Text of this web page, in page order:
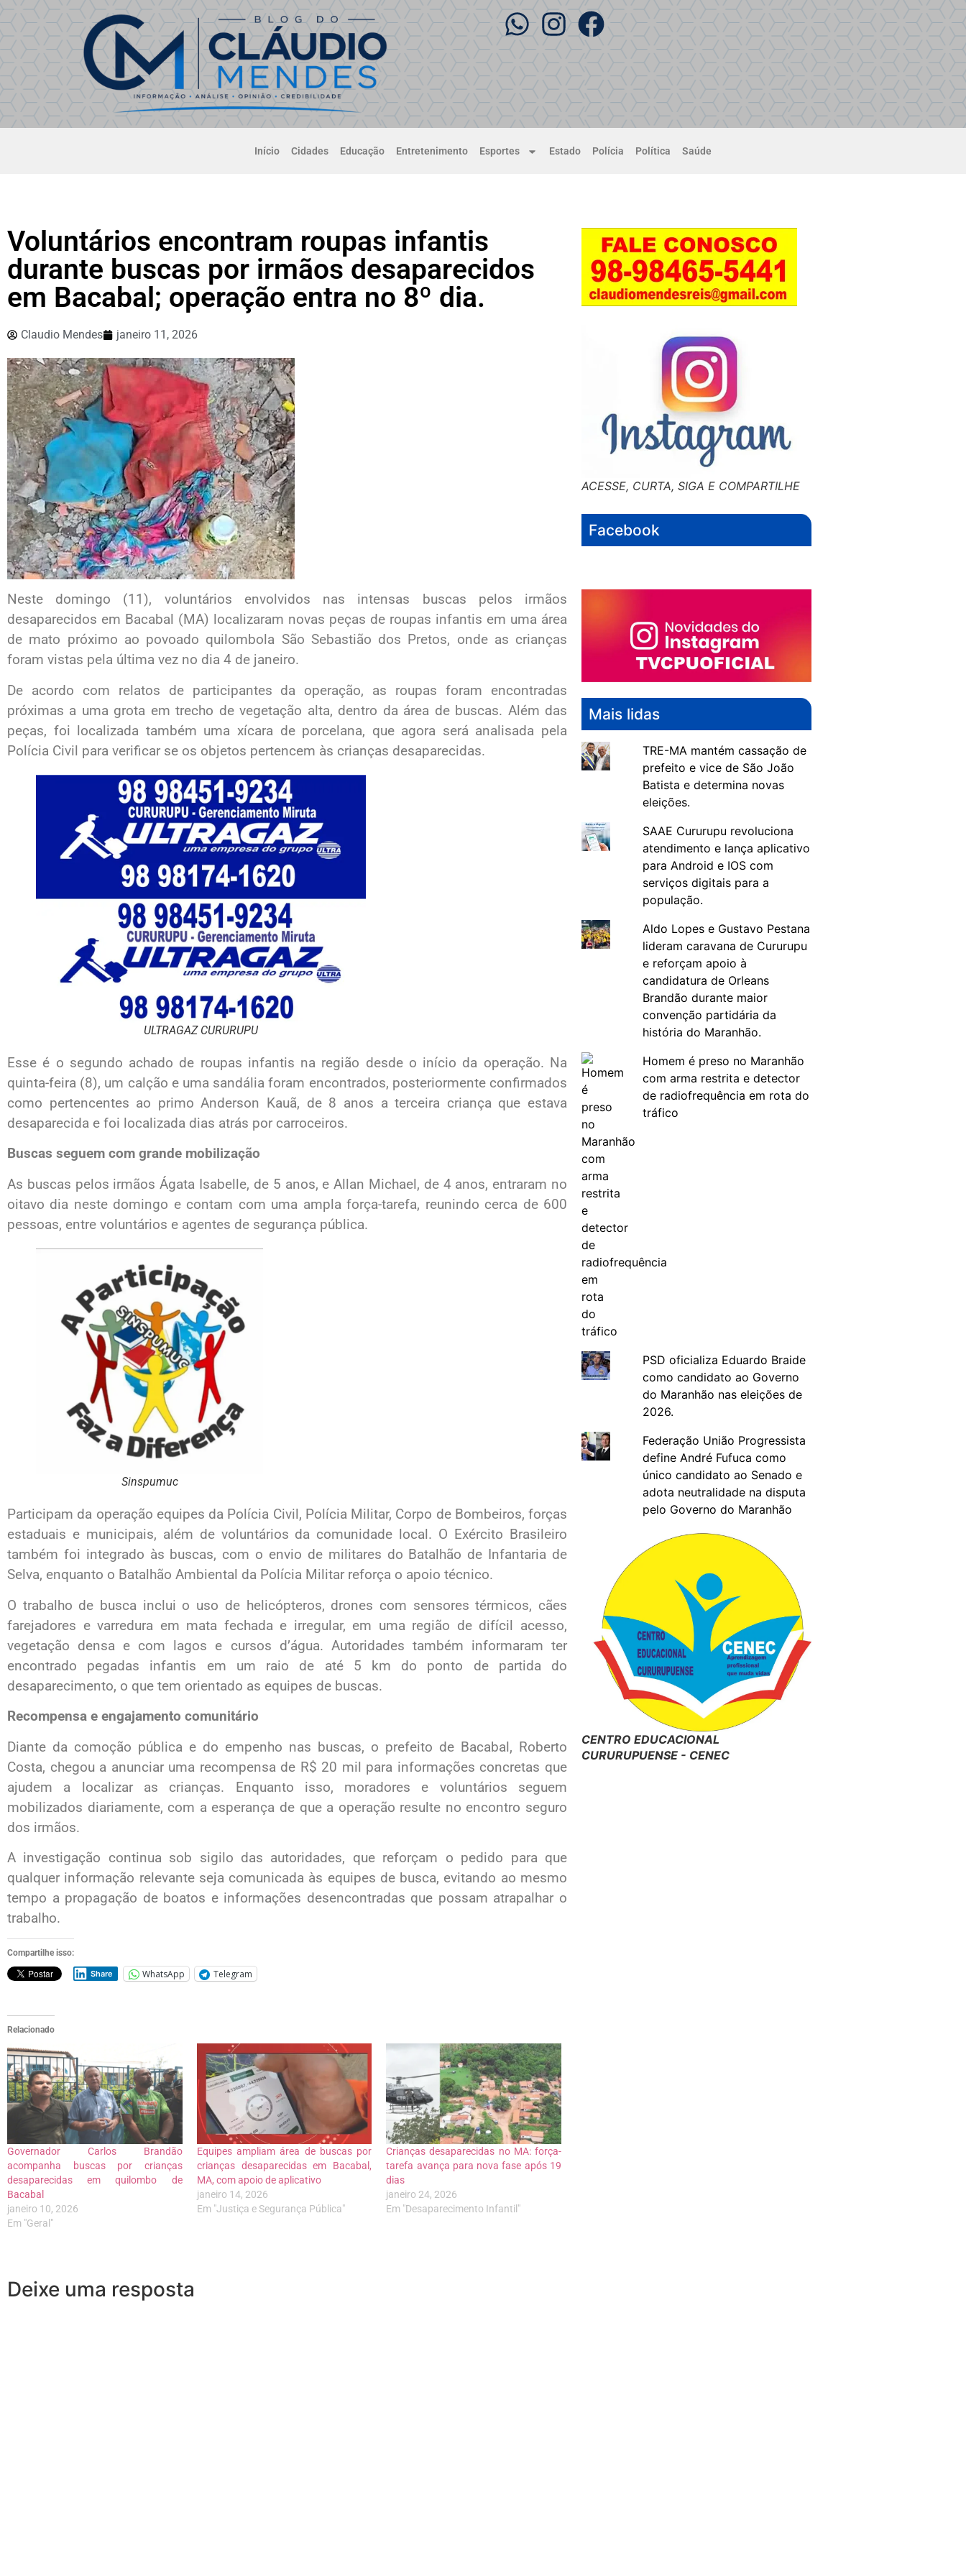
Início Cidades Educação Entretenimento Esportes Estado Polícia Política Saúde
Voluntários encontram roupas infantis
durante buscas por irmãos desaparecidos
em Bacabal; operação entra no 8º dia.
Claudio Mendes janeiro 11, 2026
Neste domingo (11), voluntários envolvidos nas intensas buscas pelos irmãos
desaparecidos em Bacabal (MA) localizaram novas peças de roupas infantis em uma área
de mato próximo ao povoado quilombola São Sebastião dos Pretos, onde as crianças
foram vistas pela última vez no dia 4 de janeiro.
De acordo com relatos de participantes da operação, as roupas foram encontradas
próximas a uma grota em trecho de vegetação alta, dentro da área de buscas. Além das
peças, foi localizada também uma xícara de porcelana, que agora será analisada pela
Polícia Civil para verificar se os objetos pertencem às crianças desaparecidas.
ULTRAGAZ CURURUPU
Esse é o segundo achado de roupas infantis na região desde o início da operação. Na
quinta-feira (8), um calção e uma sandália foram encontrados, posteriormente confirmados
como pertencentes ao primo Anderson Kauã, de 8 anos a terceira criança que estava
desaparecida e foi localizada dias atrás por carroceiros.
Buscas seguem com grande mobilização
As buscas pelos irmãos Ágata Isabelle, de 5 anos, e Allan Michael, de 4 anos, entraram no
oitavo dia neste domingo e contam com uma ampla força-tarefa, reunindo cerca de 600
pessoas, entre voluntários e agentes de segurança pública.
Sinspumuc
Participam da operação equipes da Polícia Civil, Polícia Militar, Corpo de Bombeiros, forças
estaduais e municipais, além de voluntários da comunidade local. O Exército Brasileiro
também foi integrado às buscas, com o envio de militares do Batalhão de Infantaria de
Selva, enquanto o Batalhão Ambiental da Polícia Militar reforça o apoio técnico.
O trabalho de busca inclui o uso de helicópteros, drones com sensores térmicos, cães
farejadores e varredura em mata fechada e irregular, em uma região de difícil acesso,
vegetação densa e com lagos e cursos d’água. Autoridades também informaram ter
encontrado pegadas infantis em um raio de até 5 km do ponto de partida do
desaparecimento, o que tem orientado as equipes de buscas.
Recompensa e engajamento comunitário
Diante da comoção pública e do empenho nas buscas, o prefeito de Bacabal, Roberto
Costa, chegou a anunciar uma recompensa de R$ 20 mil para informações concretas que
ajudem a localizar as crianças. Enquanto isso, moradores e voluntários seguem
mobilizados diariamente, com a esperança de que a operação resulte no encontro seguro
dos irmãos.
A investigação continua sob sigilo das autoridades, que reforçam o pedido para que
qualquer informação relevante seja comunicada às equipes de busca, evitando ao mesmo
tempo a propagação de boatos e informações desencontradas que possam atrapalhar o
trabalho.
Compartilhe isso:
Share WhatsApp Telegram
Relacionado
Governador Carlos Brandão
acompanha buscas por crianças
desaparecidas em quilombo de
Bacabal
janeiro 10, 2026
Em "Geral"
Equipes ampliam área de buscas por
crianças desaparecidas em Bacabal,
MA, com apoio de aplicativo
janeiro 14, 2026
Em "Justiça e Segurança Pública"
Crianças desaparecidas no MA: força-
tarefa avança para nova fase após 19
dias
janeiro 24, 2026
Em "Desaparecimento Infantil"
Deixe uma resposta
ACESSE, CURTA, SIGA E COMPARTILHE
Facebook
Mais lidas
TRE-MA mantém cassação de
prefeito e vice de São João
Batista e determina novas
eleições.
SAAE Cururupu revoluciona
atendimento e lança aplicativo
para Android e IOS com
serviços digitais para a
população.
Aldo Lopes e Gustavo Pestana
lideram caravana de Cururupu
e reforçam apoio à
candidatura de Orleans
Brandão durante maior
convenção partidária da
história do Maranhão.
Homem é preso no Maranhão
com arma restrita e detector
de radiofrequência em rota do
tráfico
PSD oficializa Eduardo Braide
como candidato ao Governo
do Maranhão nas eleições de
2026.
Federação União Progressista
define André Fufuca como
único candidato ao Senado e
adota neutralidade na disputa
pelo Governo do Maranhão
CENTRO EDUCACIONAL
CURURUPUENSE - CENEC